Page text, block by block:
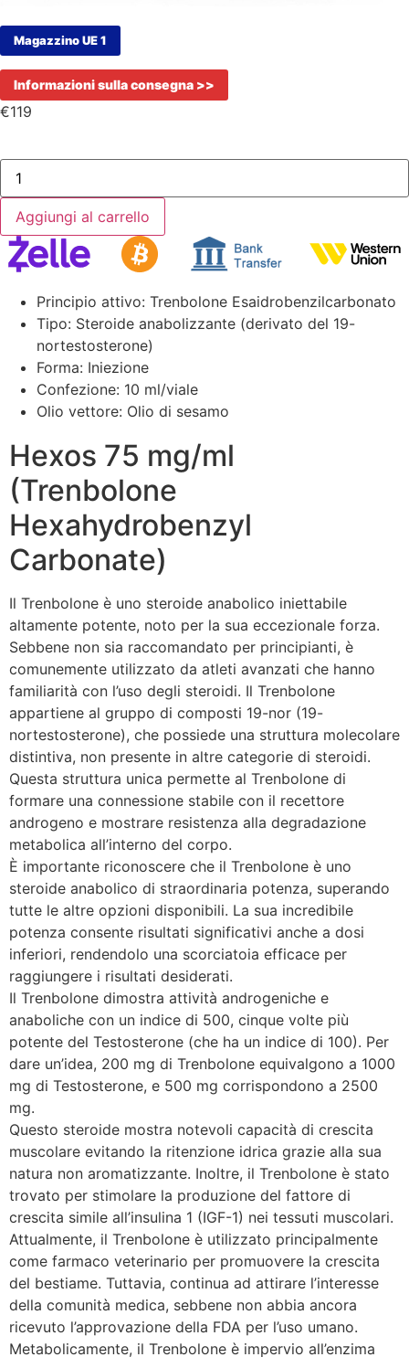
Magazzino UE 1
Informazioni sulla consegna >>
€119
Aggiungi al carrello
Principio attivo: Trenbolone Esaidrobenzilcarbonato
Tipo: Steroide anabolizzante (derivato del 19-
nortestosterone)
Forma: Iniezione
Confezione: 10 ml/viale
Olio vettore: Olio di sesamo
Hexos 75 mg/ml
(Trenbolone
Hexahydrobenzyl
Carbonate)
Il Trenbolone è uno steroide anabolico iniettabile
altamente potente, noto per la sua eccezionale forza.
Sebbene non sia raccomandato per principianti, è
comunemente utilizzato da atleti avanzati che hanno
familiarità con l’uso degli steroidi. Il Trenbolone
appartiene al gruppo di composti 19-nor (19-
nortestosterone), che possiede una struttura molecolare
distintiva, non presente in altre categorie di steroidi.
Questa struttura unica permette al Trenbolone di
formare una connessione stabile con il recettore
androgeno e mostrare resistenza alla degradazione
metabolica all’interno del corpo.
È importante riconoscere che il Trenbolone è uno
steroide anabolico di straordinaria potenza, superando
tutte le altre opzioni disponibili. La sua incredibile
potenza consente risultati significativi anche a dosi
inferiori, rendendolo una scorciatoia efficace per
raggiungere i risultati desiderati.
Il Trenbolone dimostra attività androgeniche e
anaboliche con un indice di 500, cinque volte più
potente del Testosterone (che ha un indice di 100). Per
dare un’idea, 200 mg di Trenbolone equivalgono a 1000
mg di Testosterone, e 500 mg corrispondono a 2500
mg.
Questo steroide mostra notevoli capacità di crescita
muscolare evitando la ritenzione idrica grazie alla sua
natura non aromatizzante. Inoltre, il Trenbolone è stato
trovato per stimolare la produzione del fattore di
crescita simile all’insulina 1 (IGF-1) nei tessuti muscolari.
Attualmente, il Trenbolone è utilizzato principalmente
come farmaco veterinario per promuovere la crescita
del bestiame. Tuttavia, continua ad attirare l’interesse
della comunità medica, sebbene non abbia ancora
ricevuto l’approvazione della FDA per l’uso umano.
Metabolicamente, il Trenbolone è impervio all’enzima